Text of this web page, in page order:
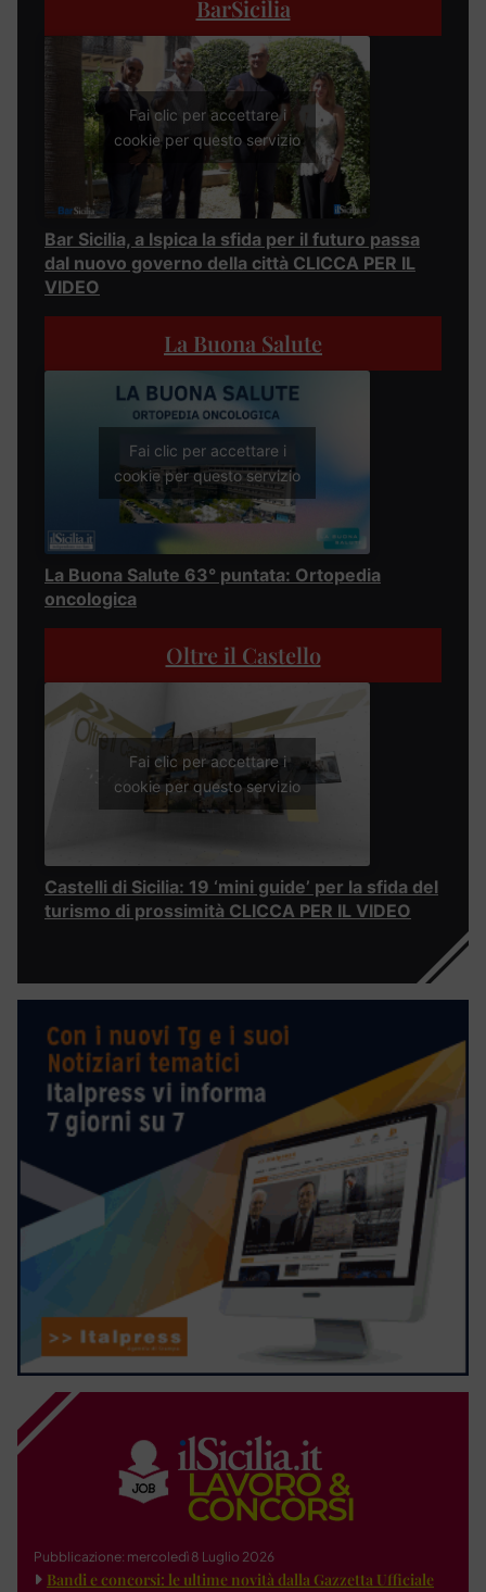
BarSicilia
Fai clic per accettare i
cookie per questo servizio
Bar Sicilia, a Ispica la sfida per il futuro passa
dal nuovo governo della città CLICCA PER IL
VIDEO
La Buona Salute
Fai clic per accettare i
cookie per questo servizio
La Buona Salute 63° puntata: Ortopedia
oncologica
Oltre il Castello
Fai clic per accettare i
cookie per questo servizio
Castelli di Sicilia: 19 ‘mini guide’ per la sfida del
turismo di prossimità CLICCA PER IL VIDEO
Pubblicazione: mercoledì 8 Luglio 2026
Bandi e concorsi: le ultime novità dalla Gazzetta Ufficiale